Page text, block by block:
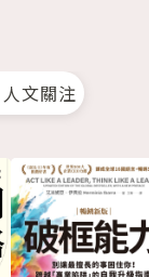
人文關注